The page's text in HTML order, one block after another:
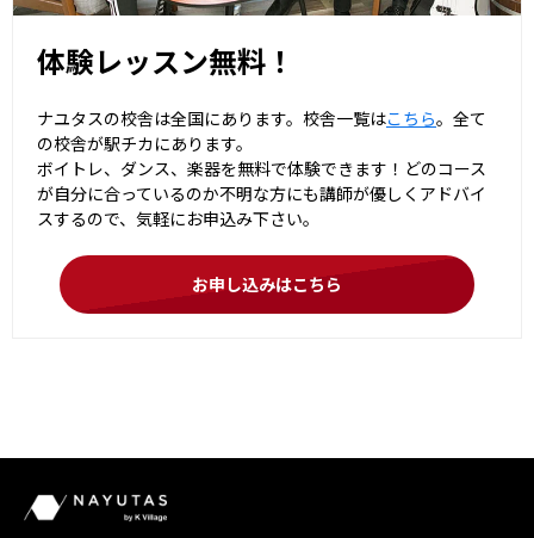
体験レッスン無料！
ナユタスの校舎は全国にあります。校舎一覧はこちら。全て
の校舎が駅チカにあります。
ボイトレ、ダンス、楽器を無料で体験できます！どのコース
が自分に合っているのか不明な方にも講師が優しくアドバイ
スするので、気軽にお申込み下さい。
お申し込みはこちら